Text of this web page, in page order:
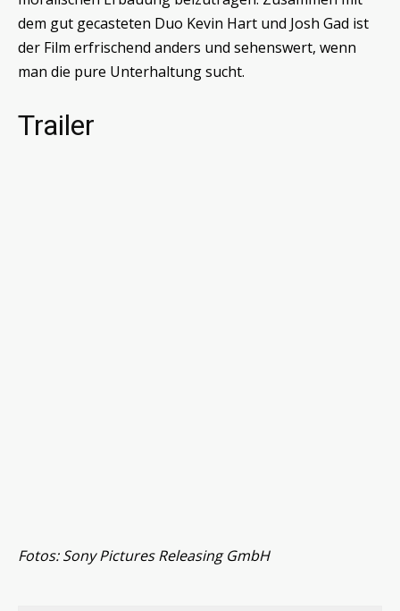
dem gut gecasteten Duo Kevin Hart und Josh Gad ist
der Film erfrischend anders und sehenswert, wenn
man die pure Unterhaltung sucht.
Trailer
Fotos: Sony Pictures Releasing GmbH